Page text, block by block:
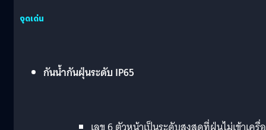
จุดเด่น
กันน้ำกันฝุ่นระดับ IP65